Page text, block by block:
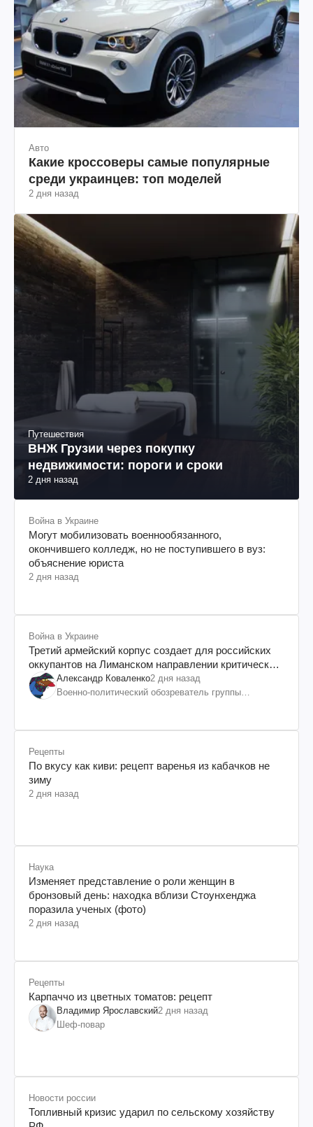
Авто
Какие кроссоверы самые популярные
среди украинцев: топ моделей
2 дня назад
Путешествия
ВНЖ Грузии через покупку
недвижимости: пороги и сроки
2 дня назад
Война в Украине
Могут мобилизовать военнообязанного,
окончившего колледж, но не поступившего в вуз:
объяснение юриста
2 дня назад
Война в Украине
Третий армейский корпус создает для российских
оккупантов на Лиманском направлении критический
дискомфорт: как это удалось
Александр Коваленко2 дня назад
Военно-политический обозреватель группы
Рецепты
По вкусу как киви: рецепт варенья из кабачков не
зиму
2 дня назад
Наука
Изменяет представление о роли женщин в
бронзовый день: находка вблизи Стоунхенджа
поразила ученых (фото)
2 дня назад
Рецепты
Карпаччо из цветных томатов: рецепт
Владимир Ярославский2 дня назад
Шеф-повар
Новости россии
Топливный кризис ударил по сельскому хозяйству